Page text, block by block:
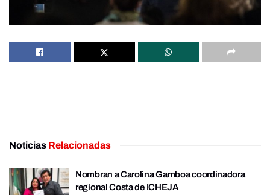
Noticias Relacionadas
Nombran a Carolina Gamboa coordinadora
regional Costa de ICHEJA